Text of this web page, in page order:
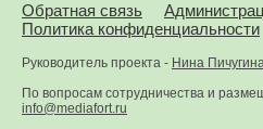
Обратная связь
Политика конфиденциальности
Руководитель проекта - Нина
По вопросам сотрудничества и
info@mediafort.ru